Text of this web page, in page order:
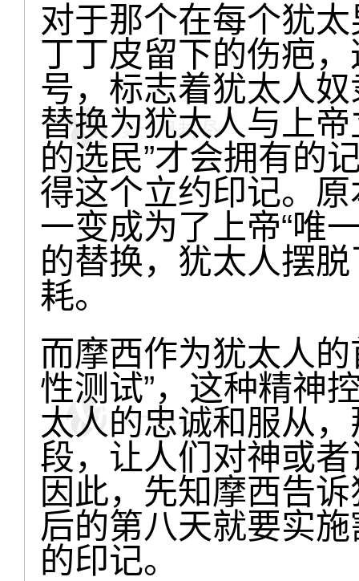
对于那个在每个犹
丁丁皮留下的伤疤
号，标志着犹太人
替换为犹太人与上
的选民”才会拥有的
得这个立约印记。
一变成为了上帝“唯
的替换，犹太人摆
耗。
而摩西作为犹太人
性测试”，这种精神
太人的忠诚和服从
段，让人们对神或
因此，先知摩西告
后的第八天就要实
的印记。